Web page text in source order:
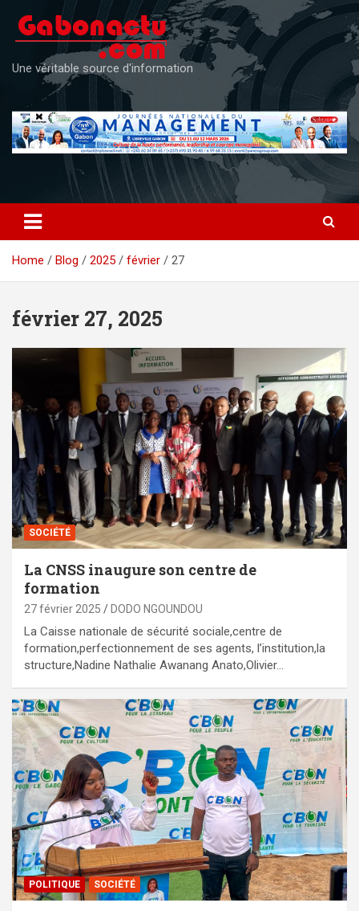
content
Une véritable source d'information
Home Blog 2025 février 27
février 27, 2025
SOCIÉTÉ
La CNSS inaugure son centre de
formation
27 février 2025 DODO NGOUNDOU
La Caisse nationale de sécurité sociale,centre de
formation,perfectionnement de ses agents, l’institution,la
structure,Nadine Nathalie Awanang Anato,Olivier…
POLITIQUE SOCIÉTÉ